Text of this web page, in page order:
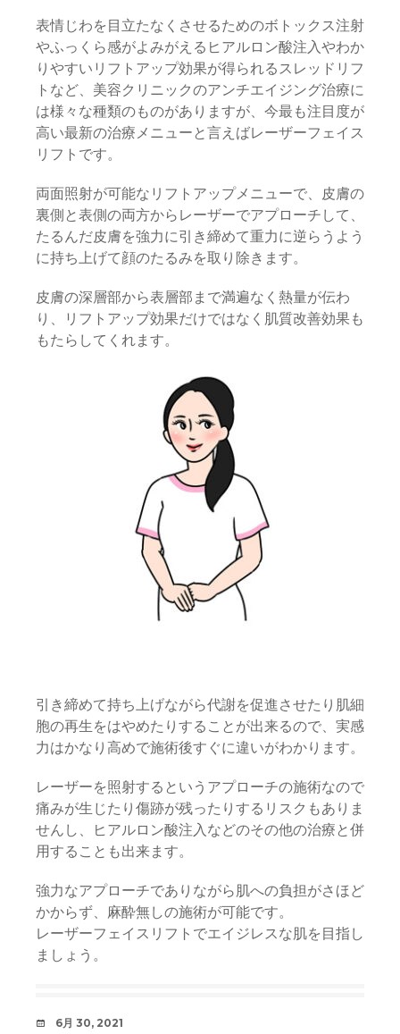
表情じわを目立たなくさせるためのボトックス注射
やふっくら感がよみがえるヒアルロン酸注入やわか
りやすいリフトアップ効果が得られるスレッドリフ
トなど、美容クリニックのアンチエイジング治療に
は様々な種類のものがありますが、今最も注目度が
高い最新の治療メニューと言えばレーザーフェイス
リフトです。
両面照射が可能なリフトアップメニューで、皮膚の
裏側と表側の両方からレーザーでアプローチして、
たるんだ皮膚を強力に引き締めて重力に逆らうよう
に持ち上げて顔のたるみを取り除きます。
皮膚の深層部から表層部まで満遍なく熱量が伝わ
り、リフトアップ効果だけではなく肌質改善効果も
もたらしてくれます。
引き締めて持ち上げながら代謝を促進させたり肌細
胞の再生をはやめたりすることが出来るので、実感
力はかなり高めで施術後すぐに違いがわかります。
レーザーを照射するというアプローチの施術なので
痛みが生じたり傷跡が残ったりするリスクもありま
せんし、ヒアルロン酸注入などのその他の治療と併
用することも出来ます。
強力なアプローチでありながら肌への負担がさほど
かからず、麻酔無しの施術が可能です。
レーザーフェイスリフトでエイジレスな肌を目指し
ましょう。
日
6月 30, 2021